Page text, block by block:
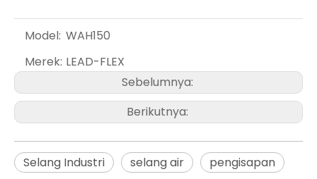
Model: WAH150
Merek: LEAD-FLEX
Sebelumnya:
Berikutnya:
Selang Industri selang air pengisapan